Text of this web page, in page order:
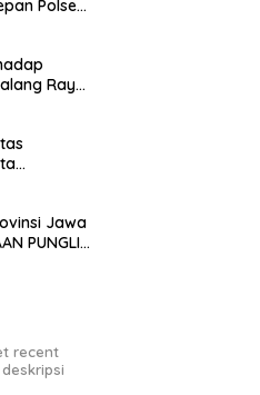
Polsek
Raya
Jawa
PUNGLI
recent